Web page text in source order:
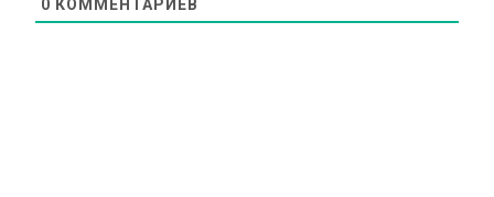
0 КОММЕНТАРИЕВ